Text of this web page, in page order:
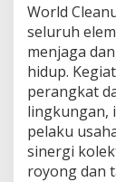
World
seluruh
menjaga
hidup.
perangkat
lingkungan,
pelaku
sinergi
royong dan